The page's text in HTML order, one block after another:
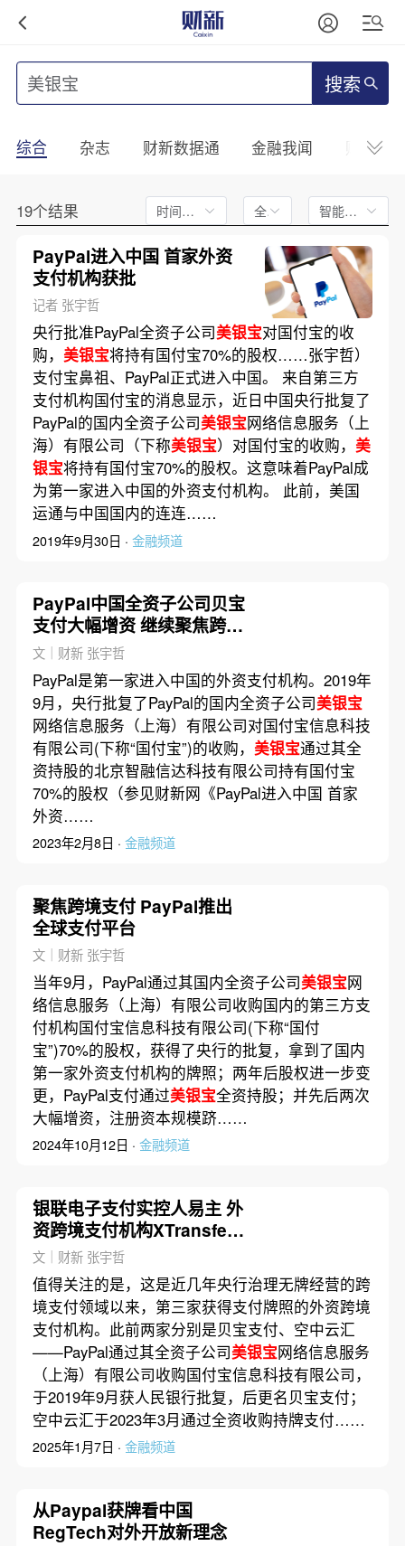
搜索
综合 杂志 财新数据通 金融我闻 财新
19个结果 时间不限 全文 智能排序
PayPal进入中国 首家外资
支付机构获批
记者 张宇哲
央行批准PayPal全资子公司美银宝对国付宝的收
购， 美银宝将持有国付宝70%的股权……张宇哲）
支付宝鼻祖、PayPal正式进入中国。 来自第三方
支付机构国付宝的消息显示，近日中国央行批复了
PayPal的国内全资子公司美银宝网络信息服务（上
海）有限公司（下称美银宝）对国付宝的收购， 美
银宝将持有国付宝70%的股权。这意味着PayPal成
为第一家进入中国的外资支付机构。 此前，美国
运通与中国国内的连连……
2019年9月30日 · 金融频道
PayPal中国全资子公司贝宝
支付大幅增资 继续聚焦跨境
支付
文｜财新 张宇哲
PayPal是第一家进入中国的外资支付机构。2019年
9月，央行批复了PayPal的国内全资子公司美银宝
网络信息服务（上海）有限公司对国付宝信息科技
有限公司(下称“国付宝”)的收购， 美银宝通过其全
资持股的北京智融信达科技有限公司持有国付宝
70%的股权（参见财新网《PayPal进入中国 首家
外资……
2023年2月8日 · 金融频道
聚焦跨境支付 PayPal推出
全球支付平台
文｜财新 张宇哲
当年9月，PayPal通过其国内全资子公司美银宝网
络信息服务（上海）有限公司收购国内的第三方支
付机构国付宝信息科技有限公司(下称“国付
宝”)70%的股权，获得了央行的批复，拿到了国内
第一家外资支付机构的牌照；两年后股权进一步变
更，PayPal支付通过美银宝全资持股；并先后两次
大幅增资，注册资本规模跻……
2024年10月12日 · 金融频道
银联电子支付实控人易主 外
资跨境支付机构XTransfer
获牌照
文｜财新 张宇哲
值得关注的是，这是近几年央行治理无牌经营的跨
境支付领域以来，第三家获得支付牌照的外资跨境
支付机构。此前两家分别是贝宝支付、空中云汇
——PayPal通过其全资子公司美银宝网络信息服务
（上海）有限公司收购国付宝信息科技有限公司，
于2019年9月获人民银行批复，后更名贝宝支付；
空中云汇于2023年3月通过全资收购持牌支付……
2025年1月7日 · 金融频道
从Paypal获牌看中国
RegTech对外开放新理念